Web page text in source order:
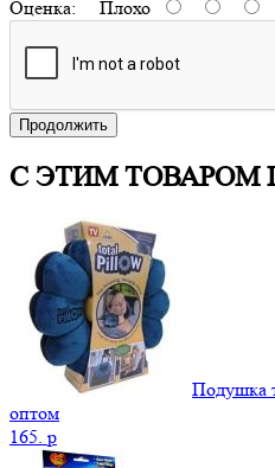
Оценка: Плохо
Продолжить
С ЭТИМ ТОВАРОМ
Подушка
оптом
165. p